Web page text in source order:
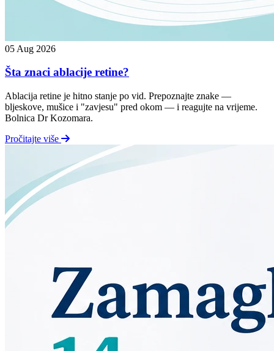
05 Aug 2026
Šta znaci ablacije retine?
Ablacija retine je hitno stanje po vid. Prepoznajte znake —
bljeskove, mušice i "zavjesu" pred okom — i reagujte na vrijeme.
Bolnica Dr Kozomara.
Pročitajte više